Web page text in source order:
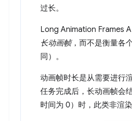
过长。
Long Animation Frames
长动画帧，而不是衡量各
同）。
动画帧时长是从需要进行
任务完成后，长动画帧会
时间为 0）时，此类非渲